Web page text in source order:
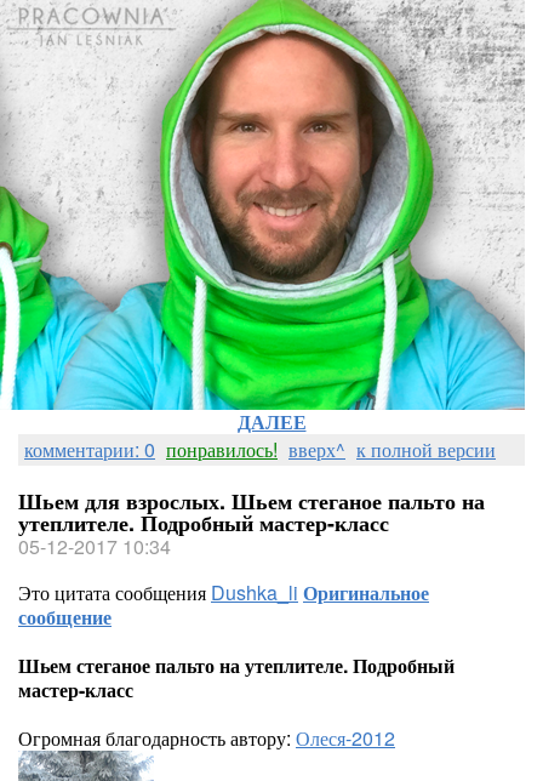
ДАЛЕЕ
комментарии: 0 понравилось! вверх^ к полной версии
Шьем для взрослых. Шьем стеганое пальто на
утеплителе. Подробный мастер-класс
05-12-2017 10:34
Это цитата сообщения Dushka_li Оригинальное
сообщение
Шьем стеганое пальто на утеплителе. Подробный
мастер-класс
Огромная благодарность автору: Олеся-2012